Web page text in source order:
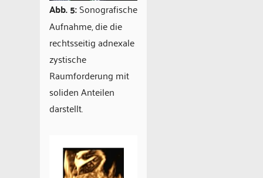
Abb. 5:Sonografische
Aufnahme, die die
rechtsseitig adnexale
zystische
Raumforderung mit
soliden Anteilen
darstellt.